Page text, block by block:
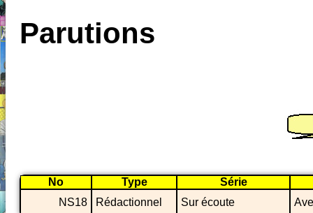
Parutions
No Type
Série
NS18
Rédactionnel Sur écoute